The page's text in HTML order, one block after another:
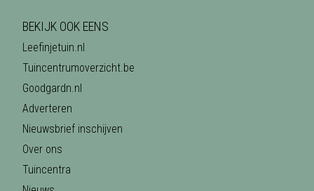
BEKIJK OOK EENS
Leefinjetuin.nl
Tuincentrumoverzicht.be
Goodgardn.nl
Adverteren
Nieuwsbrief inschijven
Over ons
Tuincentra